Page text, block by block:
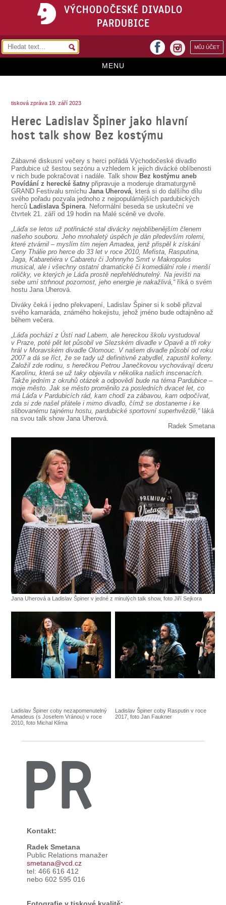
VÝCHODOČESKÉ DIVADLO
PARDUBICE
MŮJ ÚČET
facebook
MENU
REPERTOÁR
PŘEDPLATNÉ
KONTAKTY
O DIVADLE
SOUBOR
DÁLE NABÍZÍME
tisková zpráva 19. září 2023
Herec Ladislav Špiner jako hlavní
host talk show Bez kostýmu
Zábavné diskusní večery s herci pořádá Východočeské divadlo
Pardubice už šestou sezónu a vzhledem k jejich divácké oblíbenosti
v nich bude pokračovat i nadále. Talk show Bez kostýmu aneb
Povídání z herecké šatny připravuje a moderuje dramaturgyně
GRAND Festivalu smíchuJana Uherová, která si do dalšího dílu
svého pořadu pozvala jednoho z nejpopulárnějších pardubických
herců Ladislava Špinera. Neformální beseda se uskuteční ve
čtvrtek 21. září od 19 hodin na Malé scéně ve dvoře.
„Láďa se letos už potřinácté stal divácky nejoblíbenějším členem
našeho souboru. Jeho mnohaletý úspěch je dán především rolemi,
které ztvárnil – myslím tím nejen Amadea, jenž přispěl k získání
Ceny Thálie pro herce do 33 let v roce 2010, Mefista, Rasputina,
Jaga, Kabaretiéra v Cabaretu či Johnnyho Smrt v Makropulos
musical, ale i všechny ostatní dramatické či komediální role i menší
roličky, ve kterých je Láďa prostě nepřehlédnutelný. Na jevišti na
sebe umí strhnout pozornost, jeho energie je nakažlivá,“říká o svém
hostu Jana Uherová.
Diváky čeká i jedno překvapení, Ladislav Špiner si k sobě přizval
svého kamaráda, známého hokejistu, jehož jméno bude odtajněno až
během večera.
„Láďa pochází z Ústí nad Labem, ale hereckou školu vystudoval
v Praze, poté pět let působil ve Slezském divadle v Opavě a tři roky
hrál v Moravském divadle Olomouc. V našem divadle působí od roku
2007 a dá se říct, že se tady už definitivně zabydlel, zapustil kořeny.
Založil zde rodinu, s herečkou Petrou Janečkovou vychovávají dceru
Karolínu, která se už taky objevila v několika našich inscenacích.
Takže jedním z okruhů otázek a odpovědí bude na téma Pardubice –
moje město. Jak se město proměnilo za posledních dvacet let, co
má Láďa v Pardubicích rád, kam chodí za zábavou, kam odpočívat,
zda si zde našel přátele i mimo divadlo, čímž se dostaneme i ke
slibovanému tajnému hostu, pardubické sportovní superhvězdě,“láká
na svou talk show Jana Uherová.
Radek Smetana
Jana Uherová a Ladislav Špiner v jedné z minulých talk show, foto Jiří Sejkora
Ladislav Špiner coby nezapomenutelný
Amadeus (s Josefem Vránou) v roce
2010, foto Michal Klíma
Ladislav Špiner coby Rasputin v roce
2017, foto Jan Faukner
PR
Kontakt:
Radek Smetana
Public Relations manažer
smetana@vcd.cz
tel: 466 616 412
nebo 602 595 016